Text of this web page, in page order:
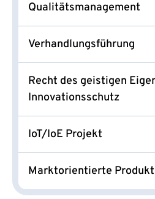
Qualitätsmanagement
Verhandlungsführung
Recht des geistigen
Innovationsschutz
IoT/IoE Projekt
Marktorientierte